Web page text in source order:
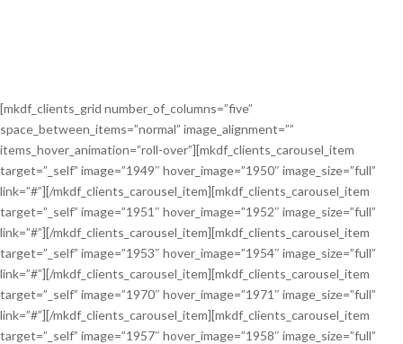
[mkdf_clients_grid number_of_columns=”five”
space_between_items=”normal” image_alignment=””
items_hover_animation=”roll-over”][mkdf_clients_carousel_item
target=”_self” image=”1949″ hover_image=”1950″ image_size=”full”
link=”#”][/mkdf_clients_carousel_item][mkdf_clients_carousel_item
target=”_self” image=”1951″ hover_image=”1952″ image_size=”full”
link=”#”][/mkdf_clients_carousel_item][mkdf_clients_carousel_item
target=”_self” image=”1953″ hover_image=”1954″ image_size=”full”
link=”#”][/mkdf_clients_carousel_item][mkdf_clients_carousel_item
target=”_self” image=”1970″ hover_image=”1971″ image_size=”full”
link=”#”][/mkdf_clients_carousel_item][mkdf_clients_carousel_item
target=”_self” image=”1957″ hover_image=”1958″ image_size=”full”